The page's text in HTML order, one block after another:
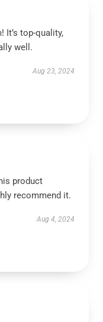
It’s top-quality,
well.
Aug 23, 2024
product
recommend it.
Aug 4, 2024